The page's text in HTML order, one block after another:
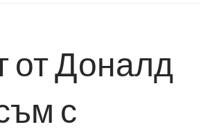
от Доналд
с